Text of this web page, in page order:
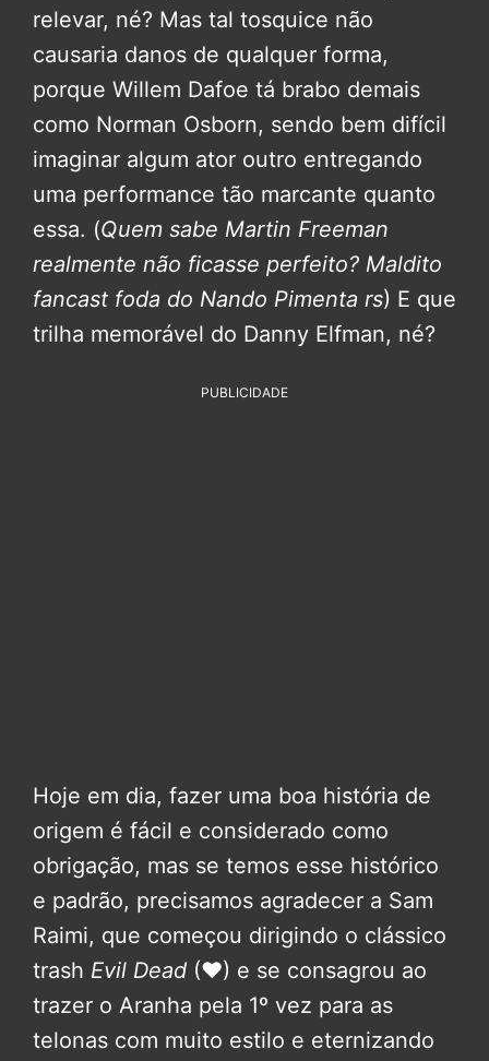
relevar, né? Mas tal tosquice não
causaria danos de qualquer forma,
porque Willem Dafoe tá brabo demais
como Norman Osborn, sendo bem difícil
imaginar algum ator outro entregando
uma performance tão marcante quanto
essa. (Quem sabe Martin Freeman
realmente não ficasse perfeito? Maldito
fancast foda do Nando Pimenta rs) E que
trilha memorável do Danny Elfman, né?
PUBLICIDADE
Hoje em dia, fazer uma boa história de
origem é fácil e considerado como
obrigação, mas se temos esse histórico
e padrão, precisamos agradecer a Sam
Raimi, que começou dirigindo o clássico
trash Evil Dead (❤) e se consagrou ao
trazer o Aranha pela 1º vez para as
telonas com muito estilo e eternizando